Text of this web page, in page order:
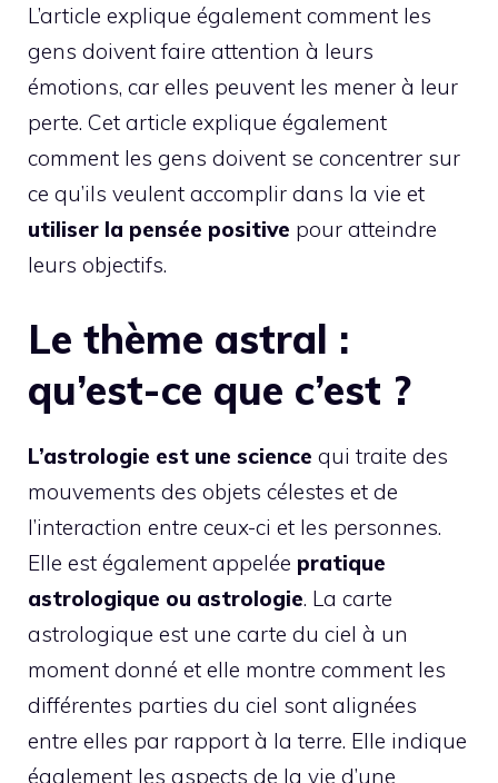
L’article explique également comment les
gens doivent faire attention à leurs
émotions, car elles peuvent les mener à leur
perte. Cet article explique également
comment les gens doivent se concentrer sur
ce qu’ils veulent accomplir dans la vie et
utiliser la pensée positive pour atteindre
leurs objectifs.
Le thème astral :
qu’est-ce que c’est ?
L’astrologie est une science qui traite des
mouvements des objets célestes et de
l’interaction entre ceux-ci et les personnes.
Elle est également appelée pratique
astrologique ou astrologie. La carte
astrologique est une carte du ciel à un
moment donné et elle montre comment les
différentes parties du ciel sont alignées
entre elles par rapport à la terre. Elle indique
également les aspects de la vie d’une